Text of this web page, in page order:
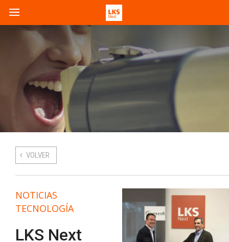
VOLVER
NOTICIAS
TECNOLOGÍA
LKS Next